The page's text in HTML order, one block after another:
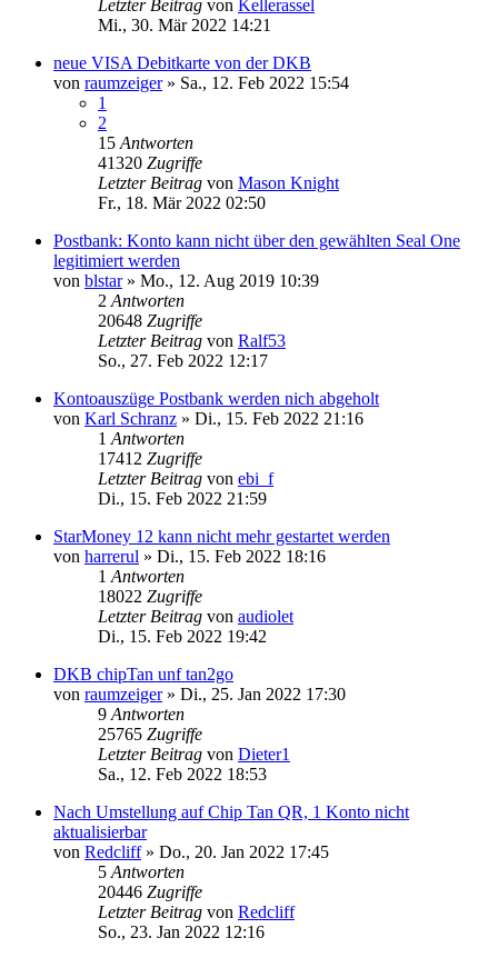
Letzter Beitrag von Kellerassel
Mi., 30. Mär 2022 14:21
neue VISA Debitkarte von der DKB
von raumzeiger» Sa., 12. Feb 2022 15:54
1
2
15 Antworten
41320 Zugriffe
Letzter Beitrag von Mason Knight
Fr., 18. Mär 2022 02:50
Postbank: Konto kann nicht über den gewählten Seal One
legitimiert werden
von blstar» Mo., 12. Aug 2019 10:39
2 Antworten
20648 Zugriffe
Letzter Beitrag von Ralf53
So., 27. Feb 2022 12:17
Kontoauszüge Postbank werden nich abgeholt
von Karl Schranz » Di., 15. Feb 2022 21:16
1 Antworten
17412 Zugriffe
Letzter Beitrag von ebi_f
Di., 15. Feb 2022 21:59
StarMoney 12 kann nicht mehr gestartet werden
von harrerul » Di., 15. Feb 2022 18:16
1 Antworten
18022 Zugriffe
Letzter Beitrag von audiolet
Di., 15. Feb 2022 19:42
DKB chipTan unf tan2go
von raumzeiger» Di., 25. Jan 2022 17:30
9 Antworten
25765 Zugriffe
Letzter Beitrag von Dieter1
Sa., 12. Feb 2022 18:53
Nach Umstellung auf Chip Tan QR, 1 Konto nicht
aktualisierbar
von Redcliff» Do., 20. Jan 2022 17:45
5 Antworten
20446 Zugriffe
Letzter Beitrag von Redcliff
So., 23. Jan 2022 12:16